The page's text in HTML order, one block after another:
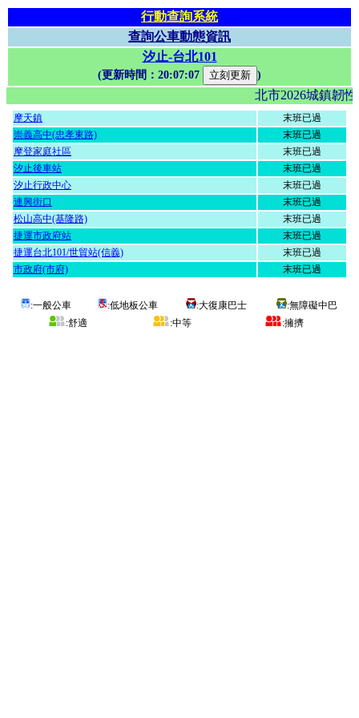
行動查詢系統
查詢公車動態資訊
汐止-台北101
(更新時間： 20:07:07 )
北市2026城鎮
摩天鎮
末班已過
崇義高中(忠孝東路)
末班已過
摩登家庭社區
末班已過
汐止後車站
末班已過
汐止行政中心
末班已過
連興街口
末班已過
松山高中(基隆路)
末班已過
捷運市政府站
末班已過
捷運台北101/世貿站(信義)
末班已過
市政府(市府)
末班已過
:一般公車 :低地板公車 :大復康巴士
:無障礙中巴
:舒適
:中等 :擁擠